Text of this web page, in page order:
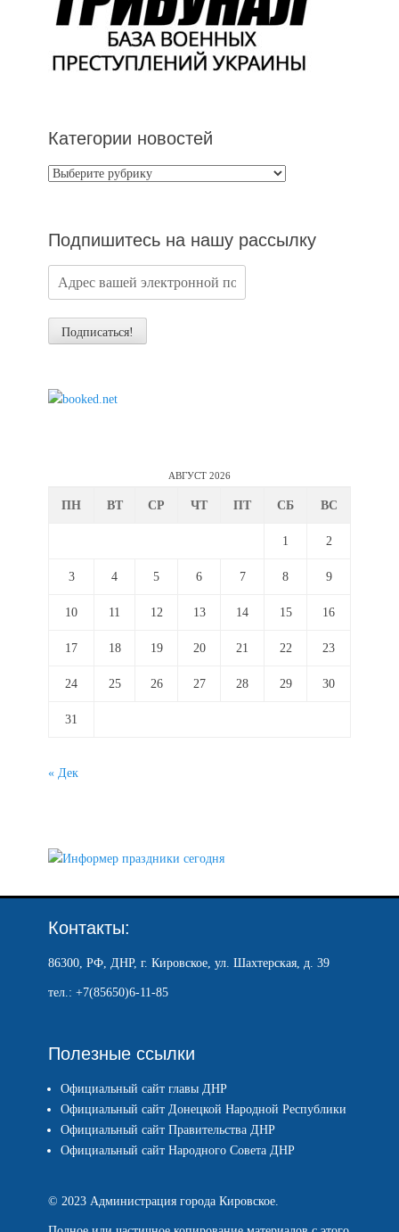
Категории новостей
Категории
Подпишитесь на нашу рассылку
АВГУСТ 2026
ПН ВТ СР ЧТ ПТ СБ ВС
1 2
3 4 5 6 7 8 9
10 11 12 13 14 15 16
17 18 19 20 21 22 23
24 25 26 27 28 29 30
31
« Дек
Контакты:
86300, РФ, ДНР, г. Кировское, ул. Шахтерская, д. 39
тел.: +7(85650)6-11-85
Полезные ссылки
Официальный сайт главы ДНР
Официальный сайт Донецкой Народной Республики
Официальный сайт Правительства ДНР
Официальный сайт Народного Совета ДНР
© 2023 Администрация города Кировское.